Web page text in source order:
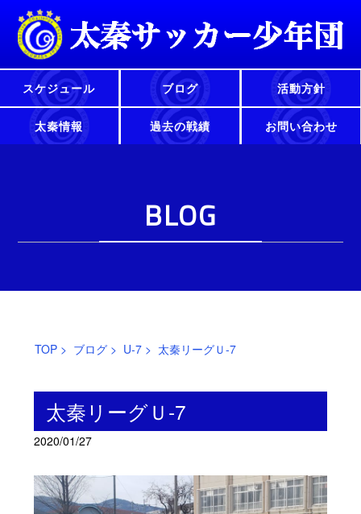
スケジュール ブログ 活動方針
太秦情報 過去の戦績 お問い合わせ
BLOG
TOP> ブログ> U-7> 太秦リーグＵ-7
太秦リーグＵ-7
2020/01/27